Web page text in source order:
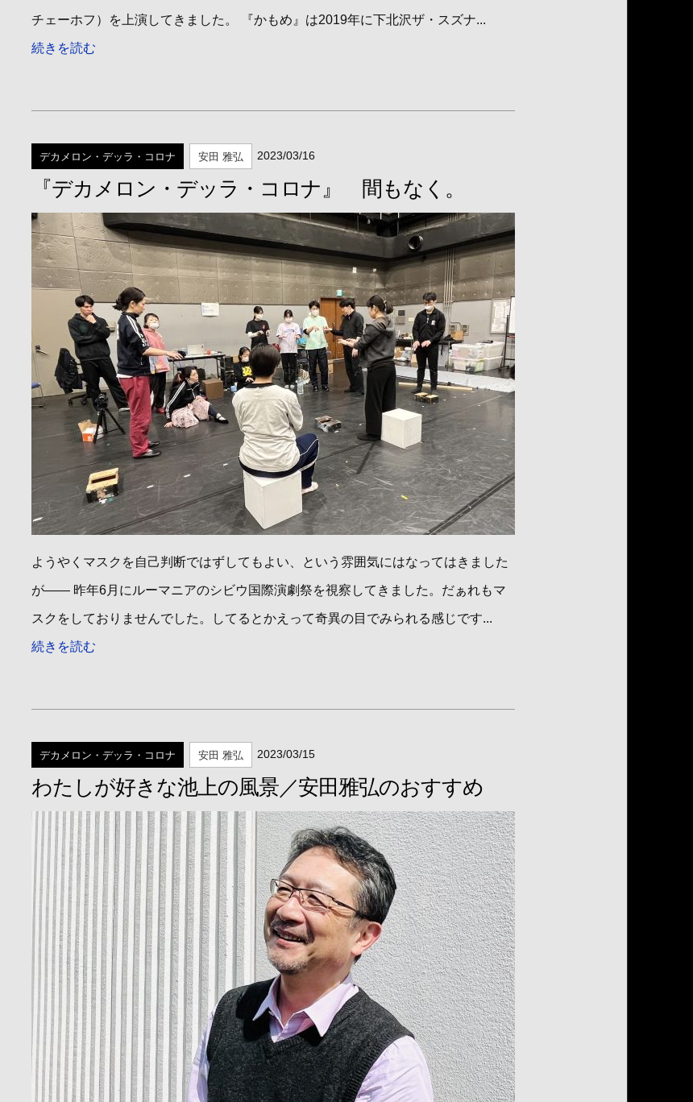
チェーホフ）を上演してきました。 『かもめ』は2019年に下北沢ザ・スズナ...
続きを読む
デカメロン・デッラ・コロナ 安田 雅弘 2023/03/16
『デカメロン・デッラ・コロナ』 間もなく。
ようやくマスクを自己判断ではずしてもよい、という雰囲気にはなってはきました
が―― 昨年6月にルーマニアのシビウ国際演劇祭を視察してきました。だぁれもマ
スクをしておりませんでした。してるとかえって奇異の目でみられる感じです...
続きを読む
デカメロン・デッラ・コロナ 安田 雅弘 2023/03/15
わたしが好きな池上の風景／安田雅弘のおすすめ